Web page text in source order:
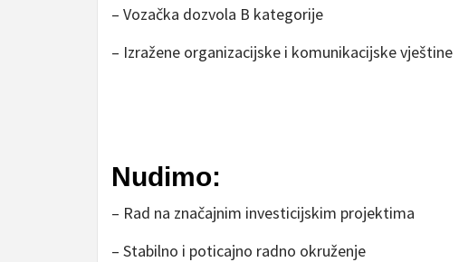
– Vozačka dozvola B kategorije
– Izražene organizacijske i komunikacijske vještine
Nudimo:
– Rad na značajnim investicijskim projektima
– Stabilno i poticajno radno okruženje